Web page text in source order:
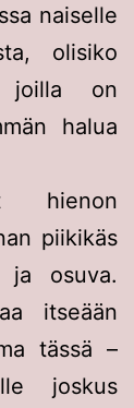
naiselle
olisiko
joilla on
halua
hienon
piikikäs
osuva.
itseään
tässä –
joskus